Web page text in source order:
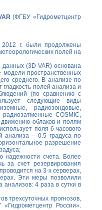
(ФГБУ «Гидрометцентр
г. были продолжены
полей на
данных (3D-VAR) основана
пространственных
среднего. В анализе по
полей анализа и
(по сравнению с
следующие виды
радиозондовые,
COSMIC,
движению облаков и полям
поля 6-часового
анализа – 0.5 градуса по
разрешение
счета. Более
за счет резервирования
на 3-х серверах,
Эти меры позволили
4 раза в сутки в
трехсуточных прогнозов,
России».